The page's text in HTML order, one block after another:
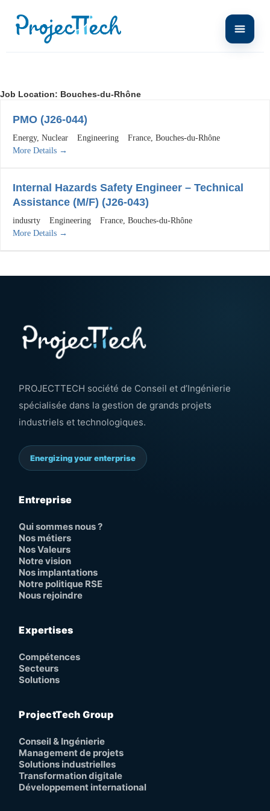
Job Location: Bouches-du-Rhône
PMO (J26-044)
Energy Nuclear Engineering France Bouches-du-Rhône
More Details
Internal Hazards Safety Engineer – Technical
Assistance (M/F) (J26-043)
indusrty Engineering France Bouches-du-Rhône
More Details
PROJECTTECH société de Conseil et d’Ingénierie
spécialisée dans la gestion de grands projets
industriels et technologiques.
Energizing your enterprise
Entreprise
Qui sommes nous ?
Nos métiers
Nos Valeurs
Notre vision
Nos implantations
Notre politique RSE
Nous rejoindre
Expertises
Compétences
Secteurs
Solutions
ProjectTech Group
Conseil & Ingénierie
Management de projets
Solutions industrielles
Transformation digitale
Développement international